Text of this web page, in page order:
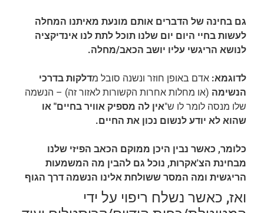
גם בחינה של הדברים אותם מונעת מאיתנו המחלה
לעשות בחיי היום יום שלנו תוכל לתת לנו אינדיקציה
לנושא הריגשי עליו יושב הכאב/מחלה.
לדוגמא: אדם באופן חוזר ונשנה סובל מדלקות בדרכי
הנשימה (או מחלות אחרות הקשורות לאזור זה) – הנשמה
שלו מנסה לומר לו ש"אין לה מספיק אוויר בחיים" או
שהוא לא יודע לנשום נכון את החיים.
כלומר, כאשר נבין היכן ממוקם הכאב הפיזי שלנו
מבחינת הצ'אקרות, נוכל גם להבין מה המשמעות
הריגשית ומה המסר ששולחת אלינו הנשמה דרך הגוף
ואז, כאשר נשלח ריפוי על ידי